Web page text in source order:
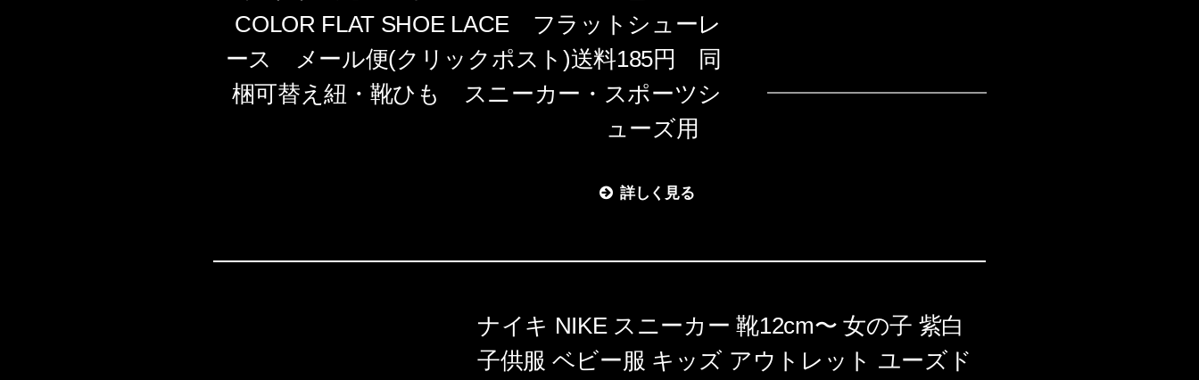
COLOR FLAT SHOE LACE フラットシューレ
ース メール便(クリックポスト)送料185円 同
梱可替え紐・靴ひも スニーカー・スポーツシ
ューズ用
詳しく見る
ナイキ NIKE スニーカー 靴12cm〜 女の子 紫白
子供服 ベビー服 キッズ アウトレット ユーズド